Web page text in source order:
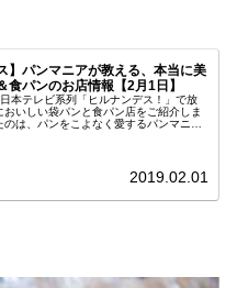
】パンマニアが教える、本当に美
食パンのお店情報【2月1日】
本テレビ系列「ヒルナンデス！」で放
おいしい袋パンと食パン店をご紹介しま
のは、パンをこよなく愛するパンマニア
2019.02.01